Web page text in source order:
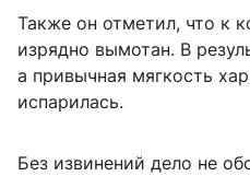
Также он отметил, что к
изрядно вымотан. В
а привычная мягкость
испарилась.
Без извинений дело не